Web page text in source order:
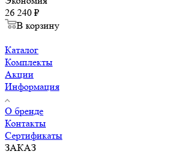
26 240 ₽
В корзину
Каталог
Комплекты
Акции
Информация
О бренде
Контакты
Сертификаты
ЗАКАЗ